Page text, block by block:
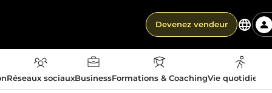
Devenez vendeur
Réseaux sociauxBusinessFormations & CoachingVie